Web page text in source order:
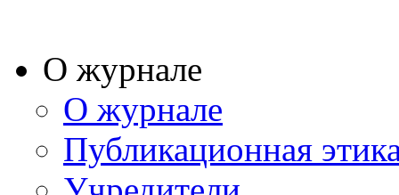
О журнале
О журнале
Публикационная